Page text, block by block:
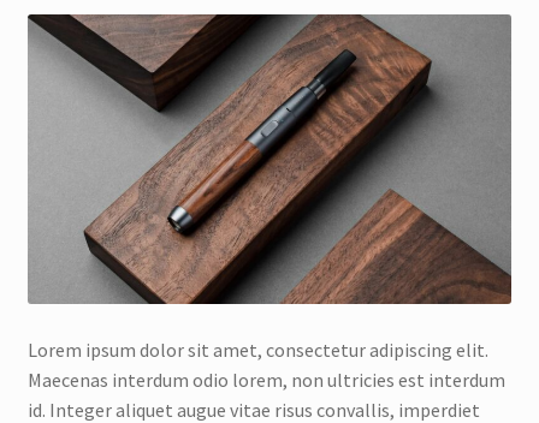
Lorem ipsum dolor sit amet, consectetur adipiscing elit.
Maecenas interdum odio lorem, non ultricies est interdum
id. Integer aliquet augue vitae risus convallis, imperdiet